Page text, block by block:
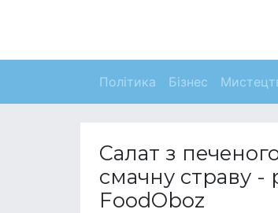
Політика Бізнес
Салат з
смачну страву
FoodOboz